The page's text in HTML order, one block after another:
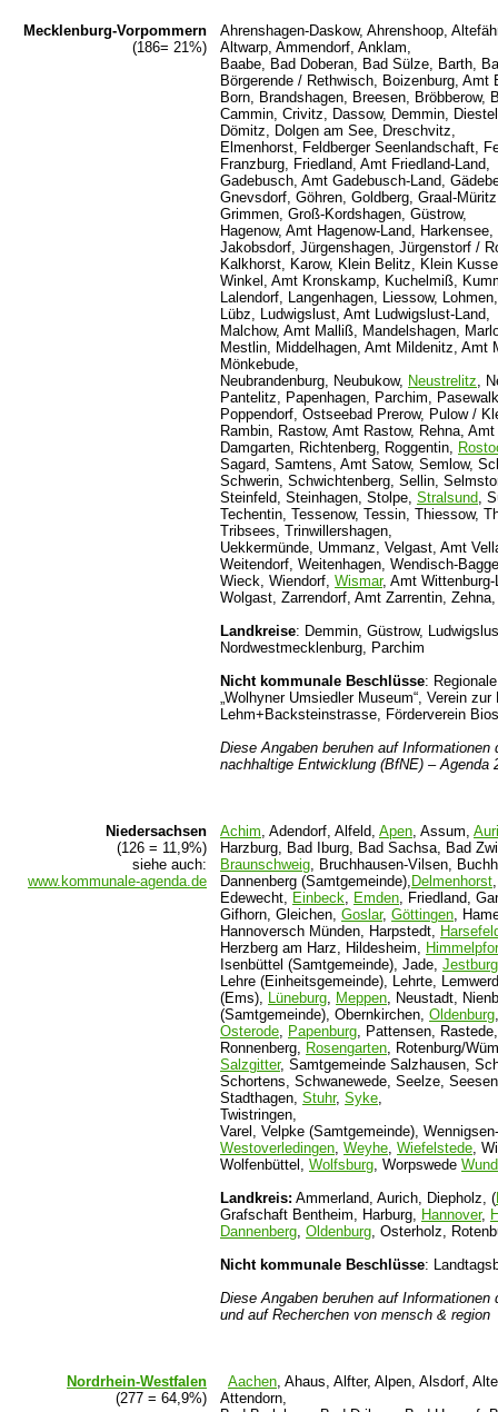
Mecklenburg-Vorpommern
(186= 21%)
Ahrenshagen-Daskow, Ahrenshoop,
Altwarp, Ammendorf, Anklam,
Baabe, Bad Doberan, Bad Sülze, Barth,
Börgerende / Rethwisch, Boizenburg,
Born, Brandshagen, Breesen, Bröbberow,
Cammin, Crivitz, Dassow, Demmin,
Dömitz, Dolgen am See, Dreschvitz,
Elmenhorst, Feldberger Seenlandschaft,
Franzburg, Friedland, Amt Friedland-Land,
Gadebusch, Amt Gadebusch-Land,
Gnevsdorf, Göhren, Goldberg, Graal-
Grimmen, Groß-Kordshagen, Güstrow,
Hagenow, Amt Hagenow-Land,
Jakobsdorf, Jürgenshagen, Jürgenstorf /
Kalkhorst, Karow, Klein Belitz, Klein
Winkel, Amt Kronskamp, Kuchelmiß,
Lalendorf, Langenhagen, Liessow,
Lübz, Ludwigslust, Amt Ludwigslust-Land,
Malchow, Amt Malliß, Mandelshagen,
Mestlin, Middelhagen, Amt Mildenitz, Amt
Mönkebude,
Neubrandenburg, Neubukow, Neustrelitz,
Pantelitz, Papenhagen, Parchim,
Poppendorf, Ostseebad Prerow, Pulow /
Rambin, Rastow, Amt Rastow, Rehna,
Damgarten, Richtenberg, Roggentin,
Sagard, Samtens, Amt Satow, Semlow,
Schwerin, Schwichtenberg, Sellin,
Steinfeld, Steinhagen, Stolpe, Stralsund,
Techentin, Tessenow, Tessin, Thiessow,
Tribsees, Trinwillershagen,
Uekkermünde, Ummanz, Velgast, Amt
Weitendorf, Weitenhagen, Wendisch-
Wieck, Wiendorf, Wismar, Amt
Wolgast, Zarrendorf, Amt Zarrentin,
Landkreise: Demmin, Güstrow,
Nordwestmecklenburg, Parchim
Nicht kommunale Beschlüsse:
„Wolhyner Umsiedler Museum“, Verein zur
Lehm+Backsteinstrasse, Förderverein
Diese Angaben beruhen auf Informationen
nachhaltige Entwicklung (BfNE) – Agenda
Niedersachsen
(126 = 11,9%)
siehe auch:
www.kommunale-agenda.de
Achim, Adendorf, Alfeld, Apen, Assum,
Harzburg, Bad Iburg, Bad Sachsa, Bad
Braunschweig, Bruchhausen-Vilsen,
Dannenberg (Samtgemeinde), Delmenhorst
Edewecht, Einbeck, Emden, Friedland,
Gifhorn, Gleichen, Goslar, Göttingen,
Hannoversch Münden, Harpstedt,
Herzberg am Harz, Hildesheim,
Isenbüttel (Samtgemeinde), Jade, Jestburg
Lehre (Einheitsgemeinde), Lehrte,
(Ems), Lüneburg, Meppen, Neustadt,
(Samtgemeinde), Obernkirchen, Oldenburg
Osterode, Papenburg, Pattensen,
Ronnenberg, Rosengarten, Rotenburg/
Salzgitter, Samtgemeinde Salzhausen,
Schortens, Schwanewede, Seelze,
Stadthagen, Stuhr, Syke,
Twistringen,
Varel, Velpke (Samtgemeinde),
Westoverledingen, Weyhe, Wiefelstede,
Wolfenbüttel, Wolfsburg, Worpswede
Landkreis: Ammerland, Aurich, Diepholz, (
Grafschaft Bentheim, Harburg, Hannover,
Dannenberg, Oldenburg, Osterholz,
Nicht kommunale Beschlüsse:
Diese Angaben beruhen auf
und auf Recherchen von mensch & region
Nordrhein-Westfalen
(277 = 64,9%)
Aachen, Ahaus, Alfter, Alpen, Alsdorf,
Attendorn,